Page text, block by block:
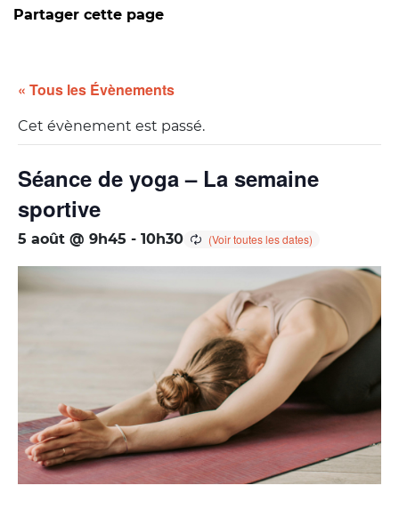
Partager cette page
« Tous les Évènements
Cet évènement est passé.
Séance de yoga – La semaine
sportive
5 août @ 9h45 - 10h30